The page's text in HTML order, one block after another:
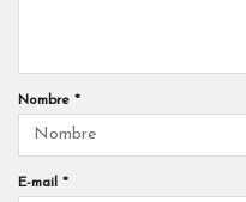
Nombre *
E-mail *